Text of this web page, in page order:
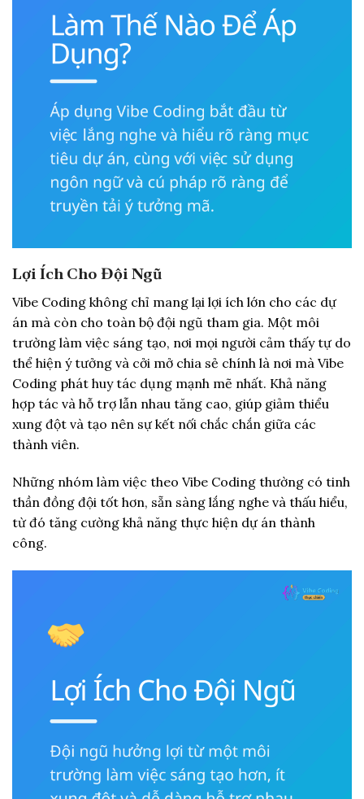
Lợi Ích Cho Đội Ngũ
Vibe Coding không chỉ mang lại lợi ích lớn cho các dự
án mà còn cho toàn bộ đội ngũ tham gia. Một môi
trường làm việc sáng tạo, nơi mọi người cảm thấy tự do
thể hiện ý tưởng và cởi mở chia sẻ chính là nơi mà Vibe
Coding phát huy tác dụng mạnh mẽ nhất. Khả năng
hợp tác và hỗ trợ lẫn nhau tăng cao, giúp giảm thiểu
xung đột và tạo nên sự kết nối chắc chắn giữa các
thành viên.
Những nhóm làm việc theo Vibe Coding thường có tinh
thần đồng đội tốt hơn, sẵn sàng lắng nghe và thấu hiểu,
từ đó tăng cường khả năng thực hiện dự án thành
công.